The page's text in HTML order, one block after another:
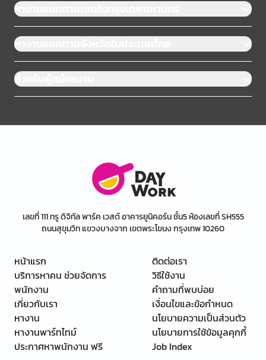
หางานแยกตามเขตในกรุงเทพมหานคร
หางานแยกตามจังหวัดในประเทศไทย
สำหรับผู้สมัครงาน
เลขที่ 111 ทรู ดิจิทัล พาร์ค เวสต์ อาคารยูนิคอร์น ชั้น5 ห้องเลขที่ SH555
ถนนสุขุมวิท แขวงบางจาก เขตพระโขนง กรุงเทพ 10260
หน้าแรก
บริการหาคน ช่วยจัดการ
พนักงาน
เกี่ยวกับเรา
หางาน
หางานพาร์ทไทม์
ประกาศหาพนักงาน ฟรี
ติดต่อเรา
วิธีใช้งาน
คำถามที่พบบ่อย
เงื่อนไขและข้อกำหนด
นโยบายความเป็นส่วนตัว
นโยบายการใช้ข้อมูลคุกกี้
Job Index